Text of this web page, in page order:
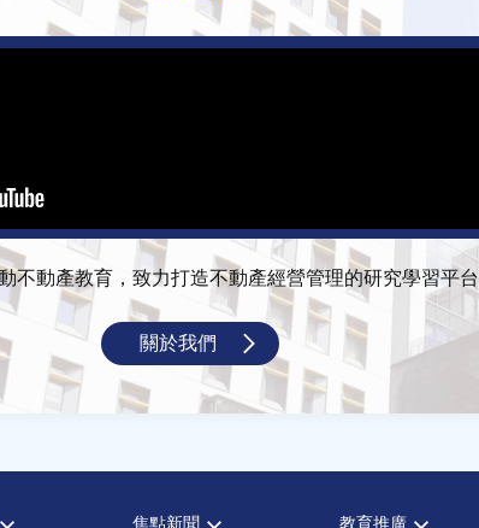
不動產教育，致力打造不動產經營管理的研究學習平台
關於我們
焦點新聞 教育推廣